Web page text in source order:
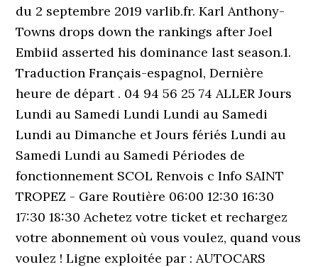
du 2 septembre 2019 varlib.fr. Karl Anthony-
Towns drops down the rankings after Joel
Embiid asserted his dominance last season.1.
Traduction Français-espagnol, Dernière
heure de départ . 04 94 56 25 74 ALLER Jours
Lundi au Samedi Lundi Lundi au Samedi
Lundi au Dimanche et Jours fériés Lundi au
Samedi Lundi au Samedi Périodes de
fonctionnement SCOL Renvois c Info SAINT
TROPEZ - Gare Routière 06:00 12:30 16:30
17:30 18:30 Achetez votre ticket et rechargez
votre abonnement où vous voulez, quand vous
voulez ! Ligne exploitée par : AUTOCARS